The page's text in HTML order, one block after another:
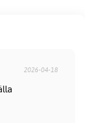
2026-04-18